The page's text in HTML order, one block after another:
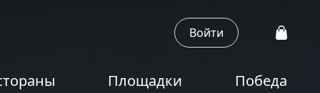
Войти
Площадки Победа